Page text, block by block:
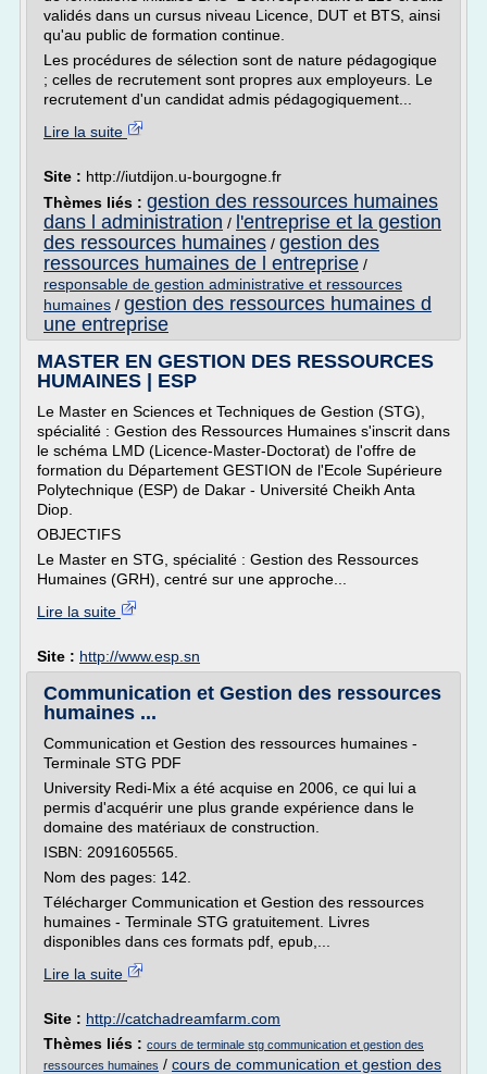
validés dans un cursus niveau Licence, DUT et BTS, ainsi
qu'au public de formation continue.
Les procédures de sélection sont de nature pédagogique
; celles de recrutement sont propres aux employeurs. Le
recrutement d'un candidat admis pédagogiquement...
Lire la suite
Site : http://iutdijon.u-bourgogne.fr
Thèmes liés : gestion des ressources humaines
dans l administration / l'entreprise et la gestion
des ressources humaines / gestion des
ressources humaines de l entreprise /
responsable de gestion administrative et ressources
humaines / gestion des ressources humaines d
une entreprise
MASTER EN GESTION DES RESSOURCES
HUMAINES | ESP
Le Master en Sciences et Techniques de Gestion (STG),
spécialité : Gestion des Ressources Humaines s'inscrit dans
le schéma LMD (Licence-Master-Doctorat) de l'offre de
formation du Département GESTION de l'Ecole Supérieure
Polytechnique (ESP) de Dakar - Université Cheikh Anta
Diop.
OBJECTIFS
Le Master en STG, spécialité : Gestion des Ressources
Humaines (GRH), centré sur une approche...
Lire la suite
Site : http://www.esp.sn
Communication et Gestion des ressources
humaines ...
Communication et Gestion des ressources humaines -
Terminale STG PDF
University Redi-Mix a été acquise en 2006, ce qui lui a
permis d'acquérir une plus grande expérience dans le
domaine des matériaux de construction.
ISBN: 2091605565.
Nom des pages: 142.
Télécharger Communication et Gestion des ressources
humaines - Terminale STG gratuitement. Livres
disponibles dans ces formats pdf, epub,...
Lire la suite
Site : http://catchadreamfarm.com
Thèmes liés : cours de terminale stg communication et gestion des
ressources humaines / cours de communication et gestion des